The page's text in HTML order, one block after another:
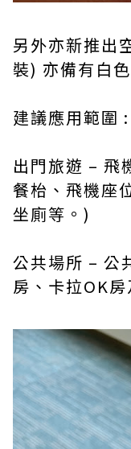
另外亦新推出
裝) 亦備有白
建議應用範圍 :
出門旅遊 – 飛
餐枱、飛機座
坐廁等。)
公共場所 – 公
房、卡拉OK